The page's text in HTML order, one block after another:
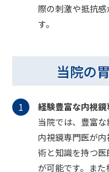
際の刺激や抵抗
す。
当院の
経験豊富な内視
当院では、豊富
内視鏡専門医が
術と知識を持つ
が可能です。ま